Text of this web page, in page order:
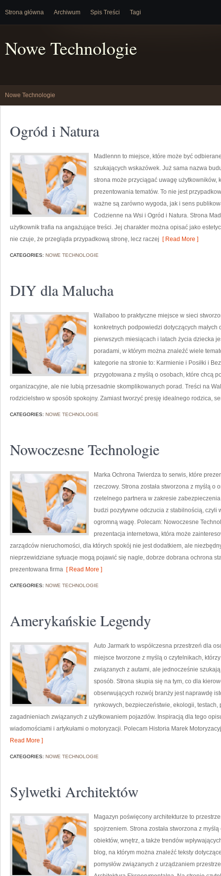
Strona główna Archiwum Spis Treści Tagi
Nowe Technologie
Nowe Technologie
Ogród i Natura
Madlennn to miejsce, które może być
szukających wskazówek. Już sama nazwa
strona może przyciągać uwagę użytkowników,
prezentowania tematów. To nie jest
ważne są zarówno wygoda, jak i sens
Codzienne na Wsi i Ogród i Natura. Strona
użytkownik trafia na angażujące treści. Jej charakter można opisać jako
nie czuje, że przegląda przypadkową stronę, lecz raczej [ Read More ]
CATEGORIES: NOWE TECHNOLOGIE
DIY dla Malucha
Wallaboo to praktyczne miejsce w sieci
konkretnych podpowiedzi dotyczących
pierwszych miesiącach i latach życia dziecka
poradami, w którym można znaleźć wiele
kategorie na stronie to: Karmienie i Posiłki i
przygotowana z myślą o osobach, które chcą
organizacyjne, ale nie lubią przesadnie skomplikowanych porad. Treści na
rodzicielstwo w sposób spokojny. Zamiast tworzyć presję idealnego rodzica,
CATEGORIES: NOWE TECHNOLOGIE
Nowoczesne Technologie
Marka Ochrona Twierdza to serwis, które
rzeczowy. Strona została stworzona z myślą
rzetelnego partnera w zakresie
budzi pozytywne odczucia z stabilnością, czyli
ogromną wagę. Polecam: Nowoczesne
prezentacja internetowa, która może
zarządców nieruchomości, dla których spokój nie jest dodatkiem, ale
nieprzewidziane sytuacje mogą pojawić się nagle, dobrze dobrana ochrona
prezentowana firma [ Read More ]
CATEGORIES: NOWE TECHNOLOGIE
Amerykańskie Legendy
Auto Jarmark to współczesna przestrzeń dla
miejsce tworzone z myślą o czytelnikach,
związanych z autami, ale jednocześnie
sposób. Strona skupia się na tym, co dla
obserwujących rozwój branży jest naprawdę
rynkowych, bezpieczeństwie, ekologii,
zagadnieniach związanych z użytkowaniem pojazdów. Inspiracją dla tego
wiadomościami i artykułami o motoryzacji. Polecam Historia Marek
Read More ]
CATEGORIES: NOWE TECHNOLOGIE
Sylwetki Architektów
Magazyn poświęcony architekturze to
spojrzeniem. Strona została stworzona z
obiektów, wnętrz, a także trendów
blog, na którym można znaleźć teksty
pomysłów związanych z urządzaniem